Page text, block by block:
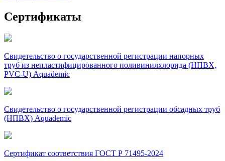
Сертификаты
Свидетельство о государственной регистрации напорных
труб из непластифицированного поливинилхлорида (НПВХ,
PVC-U) Aquademic
Свидетельство о государственной регистрации обсадных труб
(НПВХ) Aquademic
Сертификат соответствия ГОСТ Р 71495-2024